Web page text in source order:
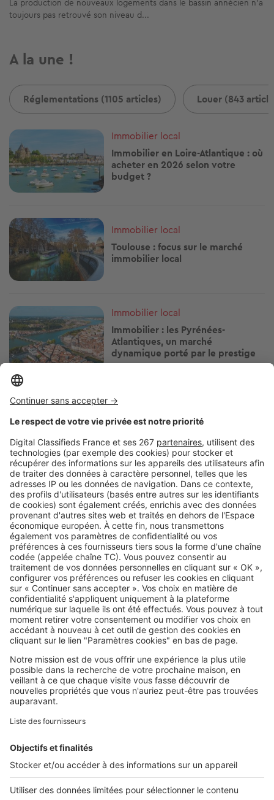
toujours pas retrouvé son niveau d...
A la une !
Réglementations (1105 articles) Louer (843
Image
Immobilier local
Immobilier en Loire-Atlantique : où
acheter en 2026 selon votre
budget ?
Image
Immobilier local
Toulouse : focus sur le marché
immobilier local
Image
Immobilier local
Immobilier : les Pyrénées-
Atlantiques, un marché
dynamique porté par le prestige
Image
Immobilier local
Immobilier à Biarritz et au Pays
Basque : pourquoi ce marché
reste-t-il l’un des plus convoités
de la côte atlantique ?
Image
Immobilier local
Investir dans le Var : analyse des
tendances, prix au m² et
opportunités d’achat
SeLoger c'est aussi
Retrouvez-nous sur ...
L'ENTREPRISE